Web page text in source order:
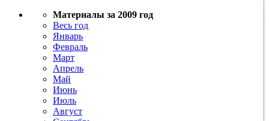
Материалы за 2009 год
Весь год
Январь
Февраль
Март
Апрель
Май
Июнь
Июль
Август